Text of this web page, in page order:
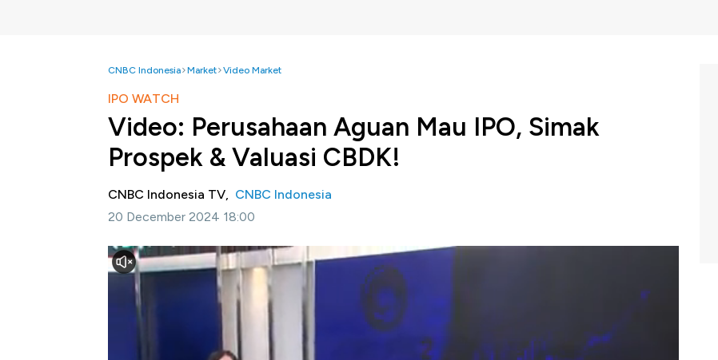
CNBC Indonesia Market Video Market
IPO WATCH
Video: Perusahaan Aguan Mau IPO, Simak
Prospek & Valuasi CBDK!
CNBC Indonesia TV, CNBC Indonesia
20 December 2024 18:00
Jakarta, CNBC Indonesia- PT Bangun Kosambi Sukses Tbk membidik dana Rp2,3 triliun dalam
penawaran saham perdana atau Intial Public Offering (IPO) di Bursa Efek Indonesia (BEI). Emiten
dengan kode saham CBDK merupakan anak perusahaan PT Pantai Indah Kapuk 2 Tbk (PANI) milik
konglomerat Aguan.
Harga penawaran awal berkisar di Rp3.000-Rp4.060 per lembar saham. Penawaran umum akan